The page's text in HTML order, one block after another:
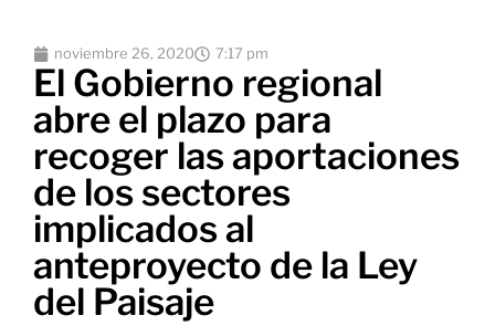
noviembre 26, 2020 7:17 pm
El Gobierno regional
abre el plazo para
recoger las aportaciones
de los sectores
implicados al
anteproyecto de la Ley
del Paisaje